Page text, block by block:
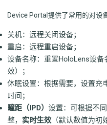
Device Portal提供了常用的对设
关机：远程关闭设备；
重启：远程重启设备；
设备名称：重置HoloLens设
效）；
休眠设置：根据需要，设置充
时间；
瞳距（IPD） 设置：可根据不
整， 实时生效 （默认数值为